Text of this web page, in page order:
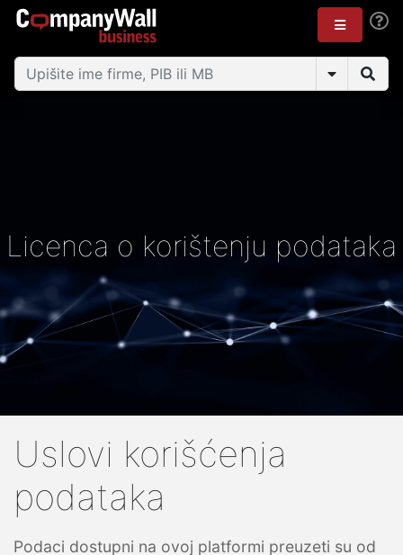
Licenca o korištenju podataka
Uslovi korišćenja
podataka
Podaci dostupni na ovoj platformi preuzeti su od